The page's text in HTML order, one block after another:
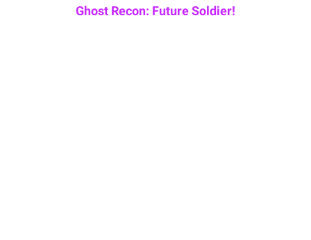
Ghost Recon: Future Soldier!